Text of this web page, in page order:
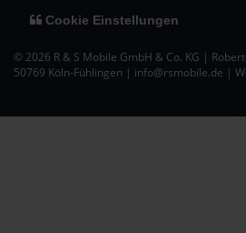
Cookie Einstellungen
© 2026 R & S Mobile GmbH & Co. KG |
50769 Köln-Fühlingen | info@rsmobile.de |